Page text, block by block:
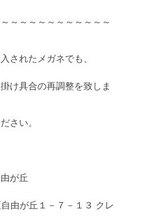
～～～～～～～～～～～
されたメガネでも、
け具合の再調整を致しま
さい。
が丘
由が丘１－７－１３ クレ